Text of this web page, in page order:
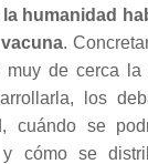
humanidad
.
muy de cerca la
los
cuándo se
cómo se